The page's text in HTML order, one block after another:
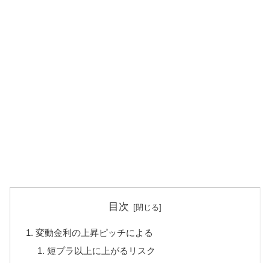
目次
変動金利の上昇ピッチによる
短プラ以上に上がるリスク